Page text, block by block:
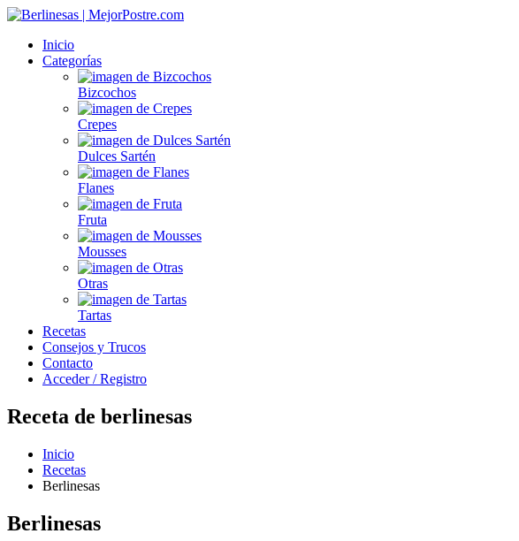
Inicio
Categorías
Bizcochos
Crepes
Dulces Sartén
Flanes
Fruta
Mousses
Otras
Tartas
Recetas
Consejos y Trucos
Contacto
Acceder / Registro
Receta de berlinesas
Inicio
Recetas
Berlinesas
Berlinesas